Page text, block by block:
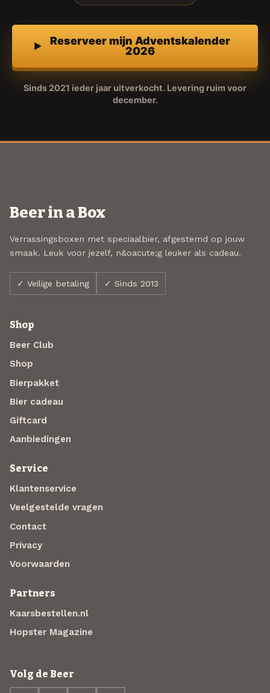
Reserveer mijn Adventskalender
2026
Sinds 2021 ieder jaar uitverkocht. Levering ruim voor
december.
Beer in a Box
Verrassingsboxen met speciaalbier, afgestemd op jouw
smaak. Leuk voor jezelf, n&oacute;g leuker als cadeau.
✓ Veilige betaling ✓ Sinds 2013
Shop
Beer Club
Shop
Bierpakket
Bier cadeau
Giftcard
Aanbiedingen
Service
Klantenservice
Veelgestelde vragen
Contact
Privacy
Voorwaarden
Partners
Kaarsbestellen.nl
Hopster Magazine
Volg de Beer